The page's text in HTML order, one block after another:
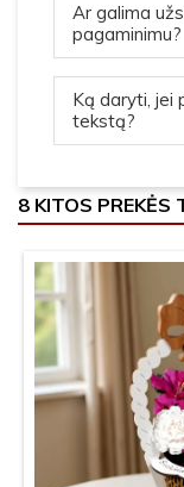
Ar galima
pagaminimu?
Ką daryti, jei
tekstą?
8 KITOS PREKĖS